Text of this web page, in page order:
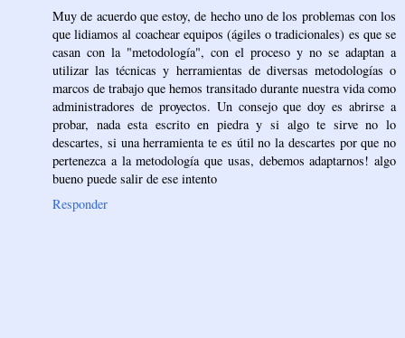
Muy de acuerdo que estoy, de hecho uno de los problemas con los
que lidiamos al coachear equipos (ágiles o tradicionales) es que se
casan con la "metodología", con el proceso y no se adaptan a
utilizar las técnicas y herramientas de diversas metodologías o
marcos de trabajo que hemos transitado durante nuestra vida como
administradores de proyectos. Un consejo que doy es abrirse a
probar, nada esta escrito en piedra y si algo te sirve no lo
descartes, si una herramienta te es útil no la descartes por que no
pertenezca a la metodología que usas, debemos adaptarnos! algo
bueno puede salir de ese intento
Responder